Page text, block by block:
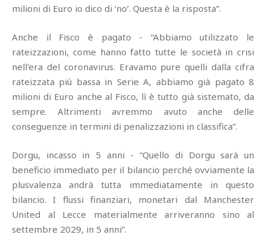
milioni di Euro io dico di ‘no’. Questa è la risposta”.
Anche il Fisco è pagato - “Abbiamo utilizzato le
rateizzazioni, come hanno fatto tutte le società in crisi
nell'era del coronavirus. Eravamo pure quelli dalla cifra
rateizzata più bassa in Serie A, abbiamo già pagato 8
milioni di Euro anche al Fisco, lì è tutto già sistemato, da
sempre. Altrimenti avremmo avuto anche delle
conseguenze in termini di penalizzazioni in classifica”.
Dorgu, incasso in 5 anni - “Quello di Dorgu sarà un
beneficio immediato per il bilancio perché ovviamente la
plusvalenza andrà tutta immediatamente in questo
bilancio. I flussi finanziari, monetari dal Manchester
United al Lecce materialmente arriveranno sino al
settembre 2029, in 5 anni”.